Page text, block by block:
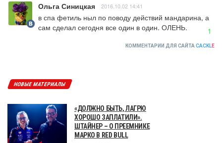
Ольга Синицкая 2016.10.02 14:41
в спа фетиль ныл по поводу действий мандарина, а
сам сделал сегодня все один в один. ОЛЕНЬ.
1
КОММЕНТАРИИ ДЛЯ САЙТА CACKLE
НОВЫЕ МАТЕРИАЛЫ
«ДОЛЖНО БЫТЬ, ЛАГРЮ
ХОРОШО ЗАПЛАТИЛИ».
ШТАЙНЕР – О ПРЕЕМНИКЕ
МАРКО В RED BULL